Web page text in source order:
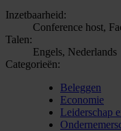
Inzetbaarheid:
Conference host,
Talen:
Engels, Nederlands
Categorieën:
Beleggen
Economie
Leiderschap